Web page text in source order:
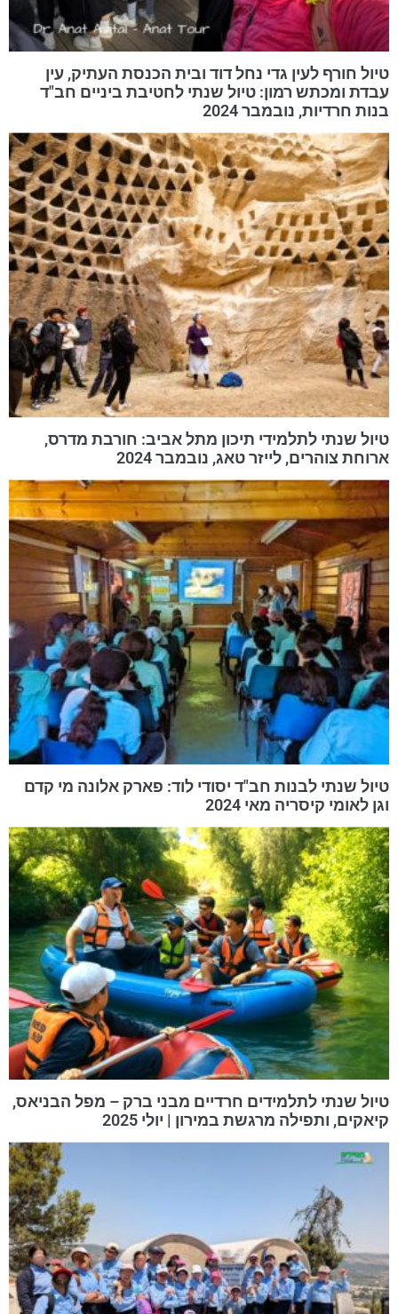
טיול חורף לעין גדי נחל דוד ובית הכנסת העתיק, עין
עבדת ומכתש רמון: טיול שנתי לחטיבת ביניים חב"ד
בנות חרדיות, נובמבר 2024
טיול שנתי לתלמידי תיכון מתל אביב: חורבת מדרס,
ארוחת צוהרים, לייזר טאג, נובמבר 2024
טיול שנתי לבנות חב"ד יסודי לוד: פארק אלונה מי קדם
וגן לאומי קיסריה מאי 2024
טיול שנתי לתלמידים חרדיים מבני ברק – מפל הבניאס,
קיאקים, ותפילה מרגשת במירון | יולי 2025